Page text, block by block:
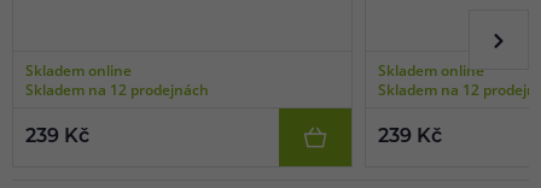
Skladem online
Skladem na 12 prodejnách
239 Kč
Skladem online
Skladem na 12
239 Kč